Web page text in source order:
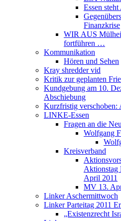
Essen
Finanzkrise
WIR AUS
fortführen …
Kommunikation
Hören und Sehen
Kray shredder vid
Kritik zur geplanten
Kundgebung am 10.
Abschiebung
Kurzfristig verschoben:
LINKE-Essen
Fragen an die
Wolfgang
Kreisverband
Aktionstag
April 2011
MV 13.
Linker Aschermittwoch
Linker Parteitag 2011
„Existenzrecht